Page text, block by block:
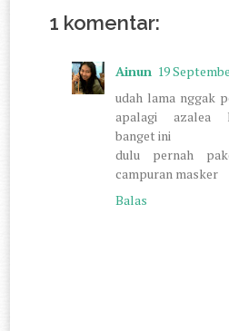
1 komentar:
Ainun 19
udah lama nggak
apalagi azalea
banget ini
dulu pernah
campuran masker
Balas